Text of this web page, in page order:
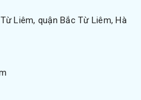
Liêm, quận Bắc Từ Liêm, Hà